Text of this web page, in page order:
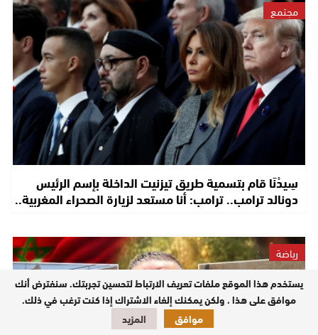
مجتمع
سِيدْنَا قام بتسمية طريق تيزنيت الداخلة بإسم الرئيس
دونالد ترامب.. ترامب: أنا مستعد لزيارة الصحراء المغربية..
رياضة
يستخدم هذا الموقع ملفات تعريف الارتباط لتحسين تجربتك. سنفترض أنك
موافق على هذا ، ولكن يمكنك إلغاء الاشتراك إذا كنت ترغب في ذلك.
موافق
المزيد